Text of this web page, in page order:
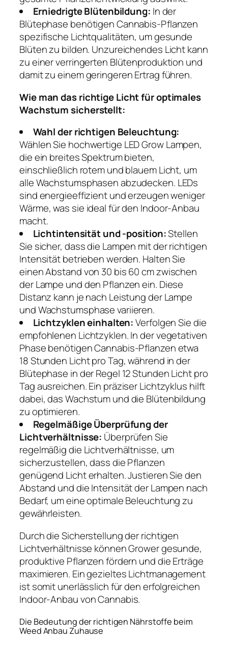
Erniedrigte Blütenbildung: In der
Blütephase benötigen Cannabis-Pflanzen
spezifische Lichtqualitäten, um gesunde
Blüten zu bilden. Unzureichendes Licht kann
zu einer verringerten Blütenproduktion und
damit zu einem geringeren Ertrag führen.
Wie man das richtige Licht für optimales
Wachstum sicherstellt:
Wahl der richtigen Beleuchtung:
Wählen Sie hochwertige LED Grow Lampen,
die ein breites Spektrum bieten,
einschließlich rotem und blauem Licht, um
alle Wachstumsphasen abzudecken. LEDs
sind energieeffizient und erzeugen weniger
Wärme, was sie ideal für den Indoor-Anbau
macht.
Lichtintensität und -position:Stellen
Sie sicher, dass die Lampen mit der richtigen
Intensität betrieben werden. Halten Sie
einen Abstand von 30 bis 60 cm zwischen
der Lampe und den Pflanzen ein. Diese
Distanz kann je nach Leistung der Lampe
und Wachstumsphase variieren.
Lichtzyklen einhalten:Verfolgen Sie die
empfohlenen Lichtzyklen. In der vegetativen
Phase benötigen Cannabis-Pflanzen etwa
18 Stunden Licht pro Tag, während in der
Blütephase in der Regel 12 Stunden Licht pro
Tag ausreichen. Ein präziser Lichtzyklus hilft
dabei, das Wachstum und die Blütenbildung
zu optimieren.
Regelmäßige Überprüfung der
Lichtverhältnisse: Überprüfen Sie
regelmäßig die Lichtverhältnisse, um
sicherzustellen, dass die Pflanzen
genügend Licht erhalten. Justieren Sie den
Abstand und die Intensität der Lampen nach
Bedarf, um eine optimale Beleuchtung zu
gewährleisten.
Durch die Sicherstellung der richtigen
Lichtverhältnisse können Grower gesunde,
produktive Pflanzen fördern und die Erträge
maximieren. Ein gezieltes Lichtmanagement
ist somit unerlässlich für den erfolgreichen
Indoor-Anbau von Cannabis.
Die Bedeutung der richtigen Nährstoffe beim
Weed Anbau Zuhause